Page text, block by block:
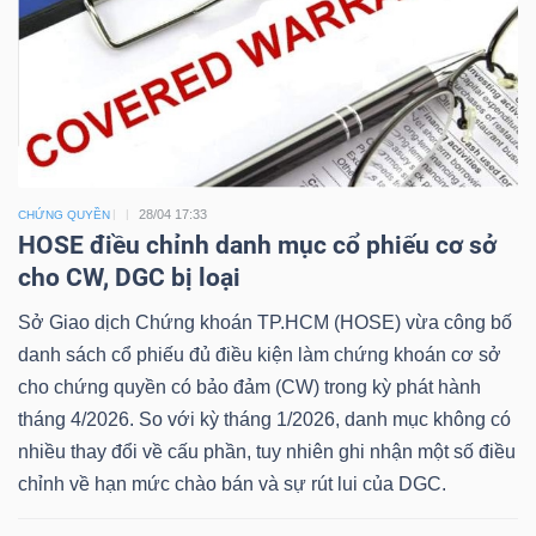
CHỨNG QUYỀN 28/04 17:33
HOSE điều chỉnh danh mục cổ phiếu cơ sở
cho CW, DGC bị loại
Sở Giao dịch Chứng khoán TP.HCM (HOSE) vừa công bố
danh sách cổ phiếu đủ điều kiện làm chứng khoán cơ sở
cho chứng quyền có bảo đảm (CW) trong kỳ phát hành
tháng 4/2026. So với kỳ tháng 1/2026, danh mục không có
nhiều thay đổi về cấu phần, tuy nhiên ghi nhận một số điều
chỉnh về hạn mức chào bán và sự rút lui của DGC.
liệu
chính